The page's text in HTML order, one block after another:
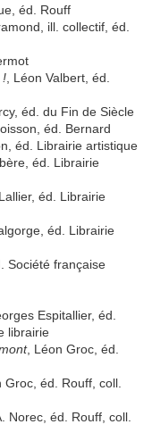
éd. Rouff
ill. collectif, éd.
! , Léon Valbert, éd.
éd. du Fin de Siècle
éd. Bernard
éd. Librairie artistique
éd. Librairie
éd. Librairie
éd. Librairie
Société française
Espitallier, éd.
librairie
, Léon Groc, éd.
Groc, éd. Rouff, coll.
Norec, éd. Rouff, coll.